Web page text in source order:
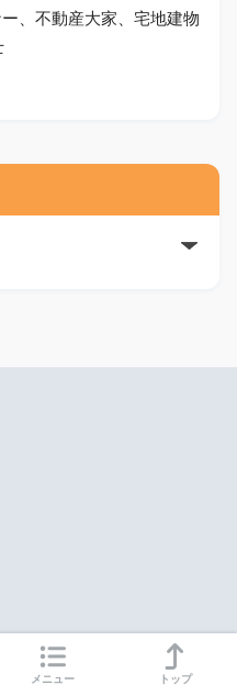
、不動産大家、宅地建物
メニュー トップ